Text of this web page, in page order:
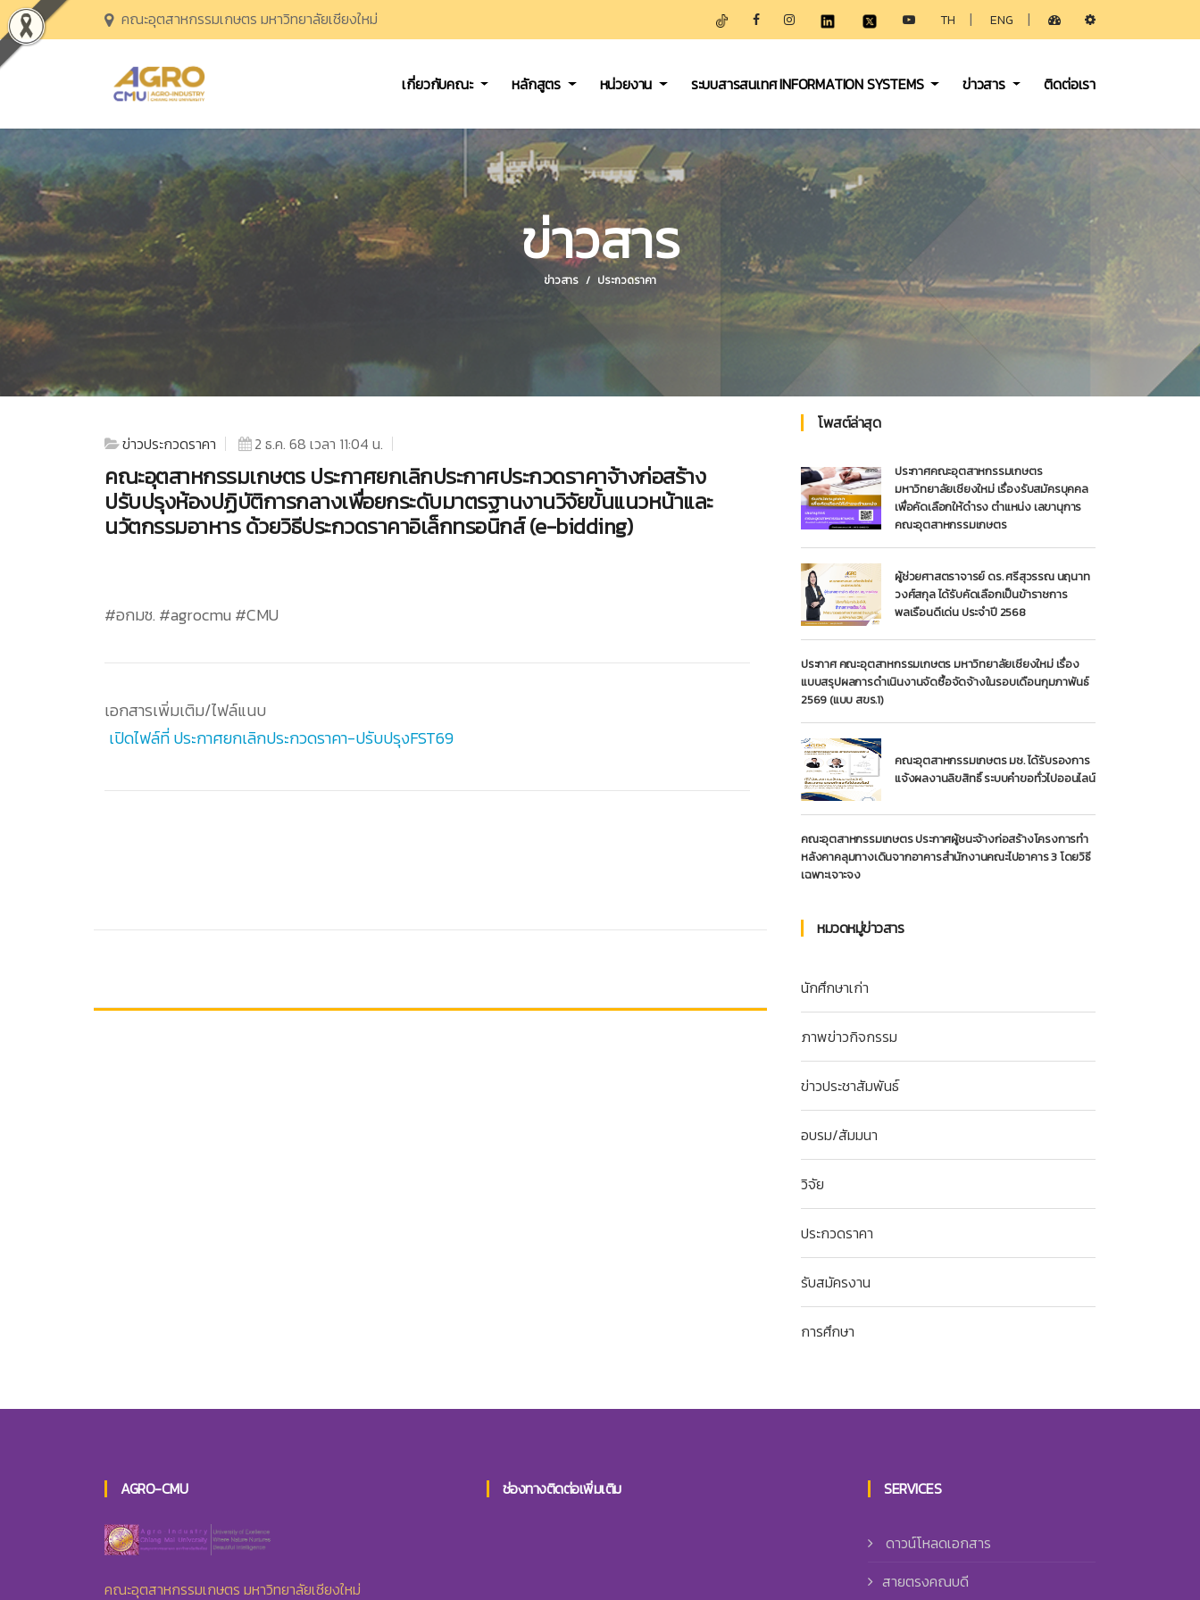
คณะอุตสาหกรรมเกษตร มหาวิทยาลัยเชียงใหม่ TH | ENG |
เกี่ยวกับคณะ หลักสูตร หน่วยงาน ระบบสารสนเทศ INFORMATION SYSTEMS ข่าวสาร ติดต่อเรา
ข่าวสาร
ข่าวสาร ประกวดราคา
ข่าวประกวดราคา 2 ธ.ค. 68 เวลา 11:04 น.
คณะอุตสาหกรรมเกษตร ประกาศยกเลิกประกาศประกวดราคาจ้างก่อสร้าง
ปรับปรุงห้องปฏิบัติการกลางเพื่อยกระดับมาตรฐานงานวิจัยขั้นแนวหน้าและ
นวัตกรรมอาหาร ด้วยวิธีประกวดราคาอิเล็กทรอนิกส์ (e-bidding)
#อกมช. #agrocmu #CMU
เอกสารเพิ่มเติม/ไฟล์แนบ
เปิดไฟล์ที่ ประกาศยกเลิกประกวดราคา-ปรับปรุงFST69
โพสต์ล่าสุด
ประกาศคณะอุตสาหกรรมเกษตร
มหาวิทยาลัยเชียงใหม่ เรื่องรับสมัครบุคคล
เพื่อคัดเลือกให้ดำรง ตำแหน่ง เลขานุการ
คณะอุตสาหกรรมเกษตร
ผู้ช่วยศาสตราจารย์ ดร. ศรีสุวรรณ นฤนาท
วงศ์สกุล ได้รับคัดเลือกเป็นข้าราชการ
พลเรือนดีเด่น ประจำปี 2568
ประกาศ คณะอุตสาหกรรมเกษตร มหาวิทยาลัยเชียงใหม่ เรื่อง
แบบสรุปผลการดำเนินงานจัดซื้อจัดจ้างในรอบเดือนกุมภาพันธ์
2569 (แบบ สขร.1)
คณะอุตสาหกรรมเกษตร มช. ได้รับรองการ
แจ้งผลงานลิขสิทธิ์ ระบบคำขอทั่วไปออนไลน์
คณะอุตสาหกรรมเกษตร ประกาศผู้ชนะจ้างก่อสร้างโครงการทำ
หลังคาคลุมทางเดินจากอาคารสำนักงานคณะไปอาคาร 3 โดยวิธี
เฉพาะเจาะจง
หมวดหมู่ข่าวสาร
นักศึกษาเก่า
ภาพข่าวกิจกรรม
ข่าวประชาสัมพันธ์
อบรม/สัมมนา
วิจัย
ประกวดราคา
รับสมัครงาน
การศึกษา
AGRO-CMU
คณะอุตสาหกรรมเกษตร มหาวิทยาลัยเชียงใหม่
ช่องทางติดต่อเพิ่มเติม SERVICES
ดาวน์โหลดเอกสาร
สายตรงคณบดี